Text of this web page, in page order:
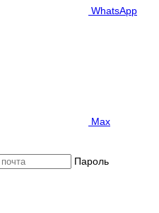
WhatsApp
Max
Пароль